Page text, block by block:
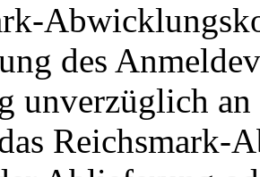
des
unverzüglich an